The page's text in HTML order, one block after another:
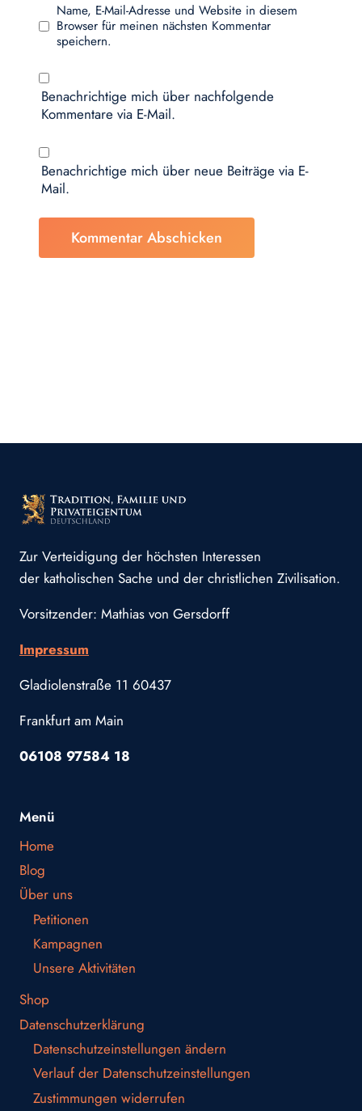
Name, E-Mail-Adresse und Website in diesem
Browser für meinen nächsten Kommentar
speichern.
Benachrichtige mich über nachfolgende
Kommentare via E-Mail.
Benachrichtige mich über neue Beiträge via E-
Mail.
Zur Verteidigung der höchsten Interessen
der katholischen Sache und der christlichen Zivilisation.
Vorsitzender: Mathias von Gersdorff
Impressum
Gladiolenstraße 11 60437
Frankfurt am Main
06108 97584 18
Menü
Home
Blog
Über uns
Petitionen
Kampagnen
Unsere Aktivitäten
Shop
Datenschutzerklärung
Datenschutzeinstellungen ändern
Verlauf der Datenschutzeinstellungen
Zustimmungen widerrufen